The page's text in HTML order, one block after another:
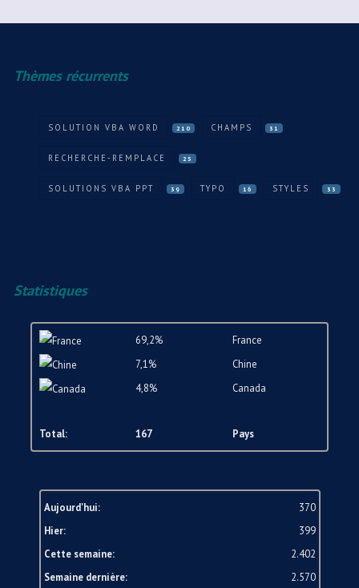
Thèmes récurrents
SOLUTION VBA WORD 210 CHAMPS 31
RECHERCHE-REMPLACE 25
SOLUTIONS VBA PPT 39 TYPO 16 STYLES 33
Statistiques
69,2%
France
7,1%
Chine
4,8%
Canada
Total: 167 Pays
Aujourd'hui:
370
Hier:
399
Cette semaine:
2.402
Semaine dernière:
2.570